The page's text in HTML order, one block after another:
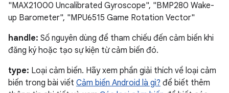
"MAX21000 Uncalibrated Gyroscope", "BMP280 Wake-
up Barometer", "MPU6515 Game Rotation Vector"
handle: Số nguyên dùng để tham chiếu đến cảm biến khi
đăng ký hoặc tạo sự kiện từ cảm biến đó.
type: Loại cảm biến. Hãy xem phần giải thích về loại cảm
biến trong bài viết Cảm biến Android là gì? để biết thêm